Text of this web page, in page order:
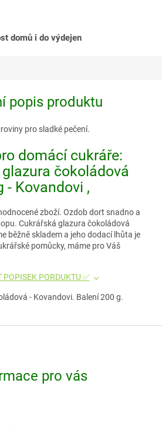
domů i do výdejen
popis produktu
pro sladké pečení.
domácí cukráře:
čokoládová
- Kovandovi ,
zboží. Ozdob dort snadno a
Cukrářská glazura čokoládová
běžně skladem a jeho dodací lhůta je
pomůcky, máme pro Váš
POPISEK PORDUKTU ✅
- Kovandovi. Balení 200 g.
pro vás